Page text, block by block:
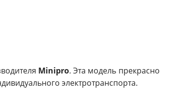
Minipro. Эта модель прекрасно
электротранспорта.